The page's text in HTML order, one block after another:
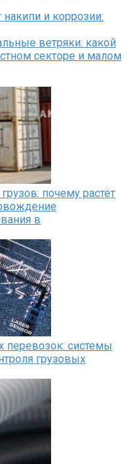
и коррозии:
ветряки: какой
секторе и малом
почему растёт
в
системы
грузовых